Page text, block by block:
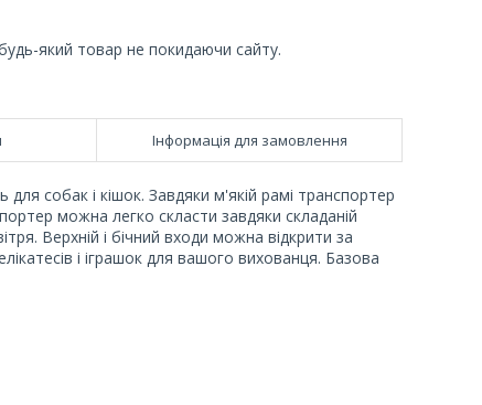
який товар не покидаючи сайту.
Інформація для замовлення
собак і кішок. Завдяки м'якій рамі транспортер
можна легко скласти завдяки складаній
Верхній і бічний входи можна відкрити за
і іграшок для вашого вихованця. Базова